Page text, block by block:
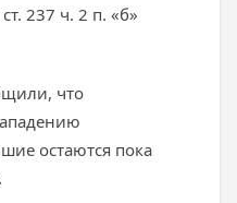
237 ч. 2 п. «б»
что
остаются пока